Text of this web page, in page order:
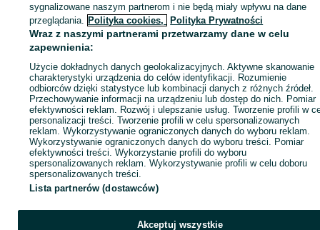
ID:870152670 Wyświetlenia:
Zadzwoń / SMS Wyślij wiadomość
sygnalizowane naszym partnerom i nie będą miały wpływu na dane
przeglądania. Polityka cookies, Polityka Prywatności
Wraz z naszymi partnerami przetwarzamy dane w celu
zapewnienia:
Użycie dokładnych danych geolokalizacyjnych. Aktywne skanowanie
charakterystyki urządzenia do celów identyfikacji. Rozumienie
odbiorców dzięki statystyce lub kombinacji danych z różnych źródeł.
Przechowywanie informacji na urządzeniu lub dostęp do nich. Pomiar
efektywności reklam. Rozwój i ulepszanie usług. Tworzenie profili w
personalizacji treści. Tworzenie profili w celu spersonalizowanych
reklam. Wykorzystywanie ograniczonych danych do wyboru reklam.
Wykorzystywanie ograniczonych danych do wyboru treści. Pomiar
efektywności treści. Wykorzystanie profili do wyboru
spersonalizowanych reklam. Wykorzystywanie profili w celu doboru
spersonalizowanych treści.
Lista partnerów (dostawców)
Akceptuj wszystkie